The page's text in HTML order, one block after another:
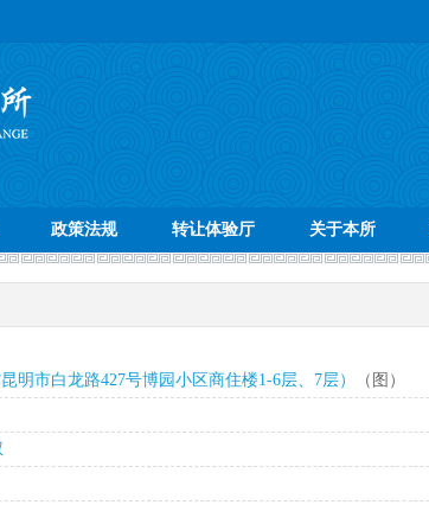
政策法规 转让体验厅 关于本所
明市白龙路427号博园小区商住楼1-6层、7层）
（图）